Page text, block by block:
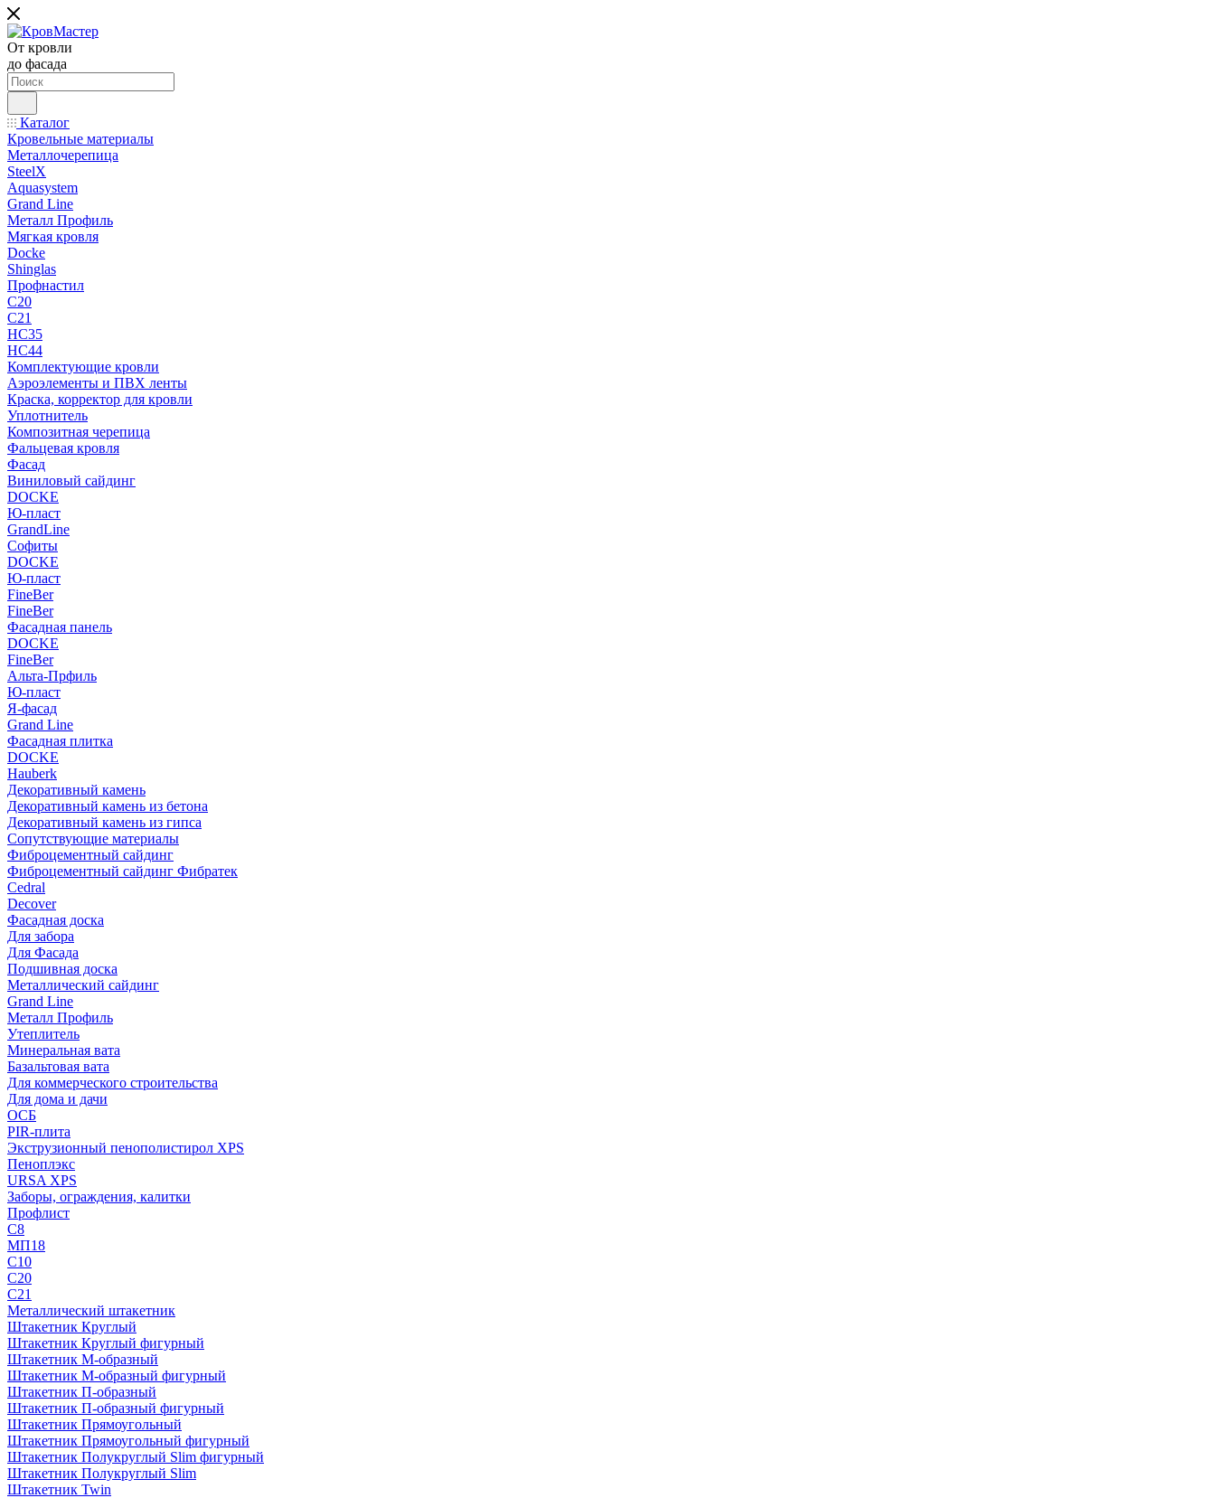
От кровли
до фасада
Каталог
Кровельные материалы
Металлочерепица
SteelX
Aquasystem
Grand Line
Металл Профиль
Мягкая кровля
Docke
Shinglas
Профнастил
C20
C21
НС35
НС44
Комплектующие кровли
Аэроэлементы и ПВХ ленты
Краска, корректор для кровли
Уплотнитель
Композитная черепица
Фальцевая кровля
Фасад
Виниловый сайдинг
DOCKE
Ю-пласт
GrandLine
Софиты
DOCKE
Ю-пласт
FineBer
FineBer
Фасадная панель
DOCKE
FineBer
Альта-Прфиль
Ю-пласт
Я-фасад
Grand Line
Фасадная плитка
DOCKE
Hauberk
Декоративный камень
Декоративный камень из бетона
Декоративный камень из гипса
Сопутствующие материалы
Фиброцементный сайдинг
Фиброцементный сайдинг Фибратек
Cedral
Decover
Фасадная доска
Для забора
Для Фасада
Подшивная доска
Металлический сайдинг
Grand Line
Металл Профиль
Утеплитель
Минеральная вата
Базальтовая вата
Для коммерческого строительства
Для дома и дачи
ОСБ
PIR-плита
Экструзионный пенополистирол XPS
Пеноплэкс
URSA XPS
Заборы, ограждения, калитки
Профлист
С8
МП18
С10
С20
С21
Металлический штакетник
Штакетник Круглый
Штакетник Круглый фигурный
Штакетник М-образный
Штакетник М-образный фигурный
Штакетник П-образный
Штакетник П-образный фигурный
Штакетник Прямоугольный
Штакетник Прямоугольный фигурный
Штакетник Полукруглый Slim фигурный
Штакетник Полукруглый Slim
Штакетник Twin